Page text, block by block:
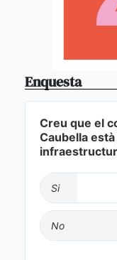
Enquesta
Creu que el
Caubella
Si
No